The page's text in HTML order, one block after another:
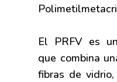
El PRFV es
que combina
fibras de